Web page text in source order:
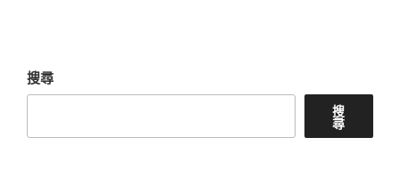
搜尋
搜
尋